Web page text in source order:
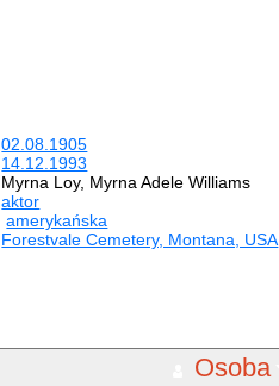
02.08.1905
14.12.1993
Myrna Loy, Myrna Adele Williams
aktor
amerykańska
Forestvale Cemetery, Montana, USA
Osoba